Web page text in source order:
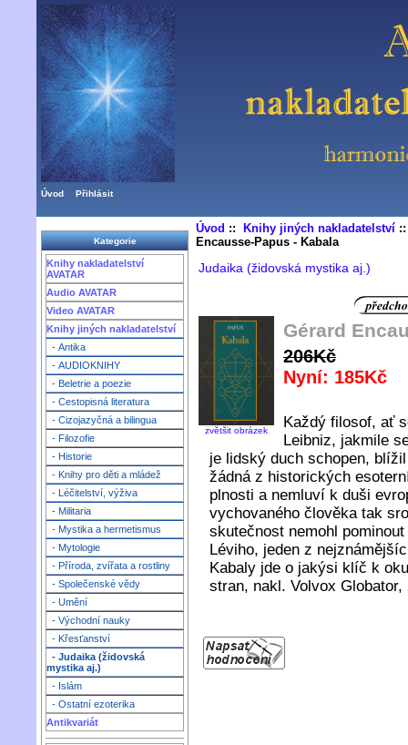
Úvod Přihlásit
Kategorie
Knihy nakladatelství
AVATAR
Audio AVATAR
Video AVATAR
Knihy jiných nakladatelství
- Antika
- AUDIOKNIHY
- Beletrie a poezie
- Cestopisná literatura
- Cizojazyčná a bilingua
- Filozofie
- Historie
- Knihy pro děti a mládež
- Léčitelství, výživa
- Militaria
- Mystika a hermetismus
- Mytologie
- Příroda, zvířata a rostliny
- Společenské vědy
- Umění
- Východní nauky
- Křesťanství
- Judaika (židovská
mystika aj.)
- Islám
- Ostatní ezoterika
Antikvariát
Úvod :: Knihy jiných nakladatelství
Encausse-Papus - Kabala
Judaika (židovská mystika aj.)
zvětšit obrázek
Gérard
206Kč
Nyní: 185Kč
Každý filosof, ať
Leibniz, jakmile
je lidský duch schopen,
žádná z historických
plnosti a nemluví k duši
vychovaného člověka tak
skutečnost nemohl
Léviho, jeden z
Kabaly jde o jakýsi klíč k
stran, nakl. Volvox Globator,